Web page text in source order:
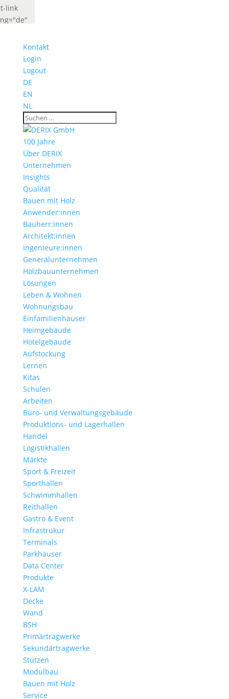
Kontakt
Login
Logout
DE
EN
NL
100 Jahre
Über DERIX
Unternehmen
Insights
Qualität
Bauen mit Holz
Anwender:innen
Bauherr:innen
Architekt:innen
Ingenieure:innen
Generalunternehmen
Holzbauunternehmen
Lösungen
Leben & Wohnen
Wohnungs­bau
Einfamilien­häuser
Heimgebäude
Hotelgebäude
Aufstockung
Lernen
Kitas
Schulen
Arbeiten
Büro- und Verwaltungs­gebäude
Produktions- und Lagerhallen
Handel
Logistikhallen
Märkte
Sport & Freizeit
Sporthallen
Schwimmhallen
Reithallen
Gastro & Event
Infrastrukur
Terminals
Parkhäuser
Data Center
Produkte
X-LAM
Decke
Wand
BSH
Primärtragwerke
Sekundärtragwerke
Stützen
Modulbau
Bauen mit Holz
Service
link